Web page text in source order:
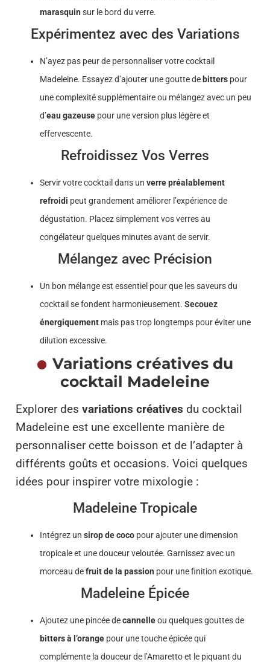
marasquin sur le bord du verre.
Expérimentez avec des Variations
N’ayez pas peur de personnaliser votre cocktail
Madeleine. Essayez d’ajouter une goutte de bitters pour
une complexité supplémentaire ou mélangez avec un peu
d’eau gazeuse pour une version plus légère et
effervescente.
Refroidissez Vos Verres
Servir votre cocktail dans un verre préalablement
refroidi peut grandement améliorer l’expérience de
dégustation. Placez simplement vos verres au
congélateur quelques minutes avant de servir.
Mélangez avec Précision
Un bon mélange est essentiel pour que les saveurs du
cocktail se fondent harmonieusement. Secouez
énergiquement mais pas trop longtemps pour éviter une
dilution excessive.
Variations créatives du
cocktail Madeleine
Explorer des variations créatives du cocktail
Madeleine est une excellente manière de
personnaliser cette boisson et de l’adapter à
différents goûts et occasions. Voici quelques
idées pour inspirer votre mixologie :
Madeleine Tropicale
Intégrez un sirop de coco pour ajouter une dimension
tropicale et une douceur veloutée. Garnissez avec un
morceau defruit de la passion pour une finition exotique.
Madeleine Épicée
Ajoutez une pincée decannelleou quelques gouttes de
bitters à l’orange pour une touche épicée qui
complémente la douceur de l’Amaretto et le piquant du